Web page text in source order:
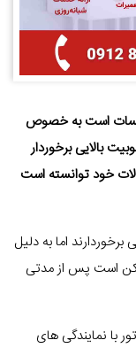
است به خصوص
بالایی برخوردار
خود توانسته است
اما به دلیل
است پس از مدتی
با نمایندگی های